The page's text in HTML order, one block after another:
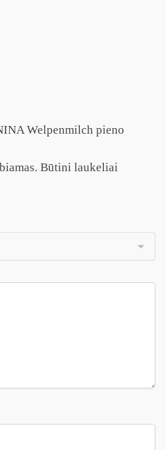
Welpenmilch pieno
Būtini laukeliai